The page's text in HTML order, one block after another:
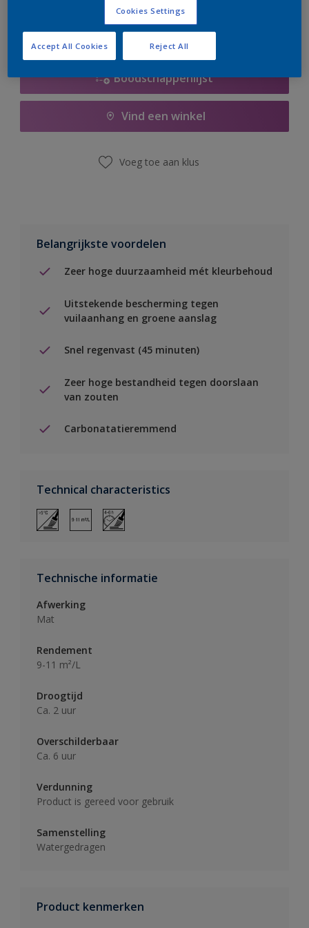
Boodschappenlijst
Vind een winkel
Voeg toe aan klus
Belangrijkste voordelen
Zeer hoge duurzaamheid mét kleurbehoud
Uitstekende bescherming tegen
vuilaanhang en groene aanslag
Snel regenvast (45 minuten)
Zeer hoge bestandheid tegen doorslaan
van zouten
Carbonatatieremmend
Technical characteristics
Technische informatie
Afwerking
Mat
Rendement
9-11 m²/L
Droogtijd
Ca. 2 uur
Overschilderbaar
Ca. 6 uur
Verdunning
Product is gereed voor gebruik
Samenstelling
Watergedragen
Product kenmerken
Cookies Settings
Reject All
Accept All Cookies